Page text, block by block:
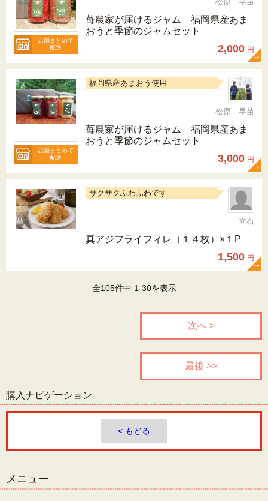
店舗まとめて
配送
苺農家が届けるジャム 福岡県産あま
おうと季節のジャムセット
2,000 円
店舗まとめて
配送
福岡県産あまおう使用
松原 早苗
苺農家が届けるジャム 福岡県産あま
おうと季節のジャムセット
3,000 円
サクサクふわふわです
立石
真アジフライフィレ（１４枚）×１P
1,500 円
全105件中 1-30を表示
次へ >
最後 >>
購入ナビゲーション
< もどる
メニュー